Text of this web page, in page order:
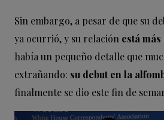
Sin embargo, a pesar de que su
ya ocurrió, y su relación está
había un pequeño detalle que
extrañando: su debut en la
finalmente se dio este fin de